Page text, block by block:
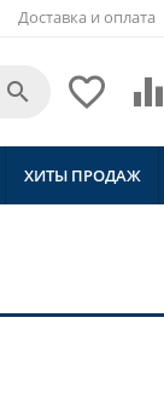
Доставка и оплата
 

ХИТЫ ПРОДАЖ